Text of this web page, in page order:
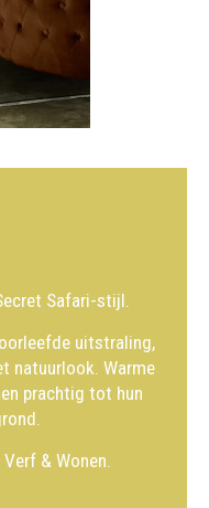
Safari-stijl.
uitstraling,
natuurlook. Warme
prachtig tot hun
& Wonen.